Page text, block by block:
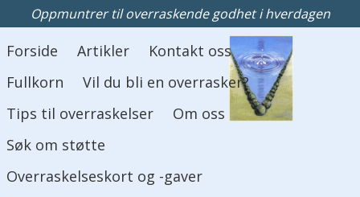
Oppmuntrer til overraskende godhet i hverdagen
Hovedmeny
Forside Artikler
Kontakt oss
Fullkorn
Vil du bli en overrasker?
Tips til overraskelser
Om oss
Søk om støtte
Overraskelseskort og -gaver